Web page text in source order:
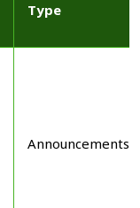
Type
Announcements